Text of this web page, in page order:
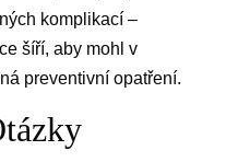
komplikací –
šíří, aby mohl v
preventivní opatření.